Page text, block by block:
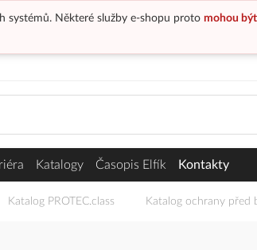
systémů. Některé služby e-shopu proto mohou
Katalogy Časopis Elfík Kontakty
Katalog PROTEC.class Katalog ochrany před